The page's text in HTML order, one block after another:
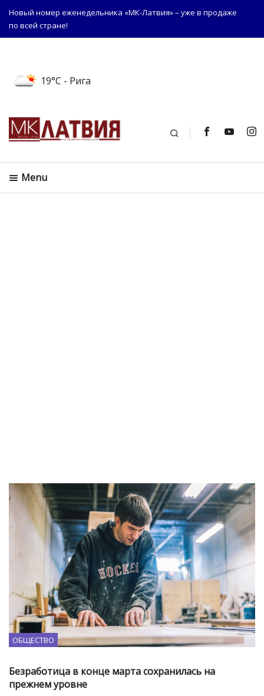
Новый номер еженедельника «МК-Латвия» – уже в продаже
по всей стране!
19°C - Рига
Поиск
Menu
ОБЩЕСТВО
Безработица в конце марта сохранилась на
прежнем уровне